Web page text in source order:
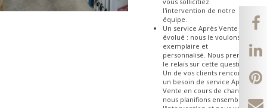
l'intervention de notre
équipe.
Un service Après Vente
évolué : nous le voulons
exemplaire et
personnalisé. Nous prenons
le relais sur cette question.
Un de vos clients rencontre
un besoin de service Après-
Vente en cours de chantier,
nous planifions ensemble